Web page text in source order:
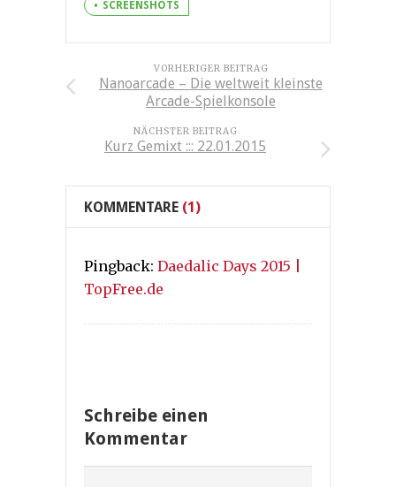
SCREENSHOTS
VORHERIGER BEITRAG
Nanoarcade – Die weltweit kleinste
Arcade-Spielkonsole
NÄCHSTER BEITRAG
Kurz Gemixt ::: 22.01.2015
KOMMENTARE (1)
Pingback: Daedalic Days 2015 |
TopFree.de
Schreibe einen
Kommentar